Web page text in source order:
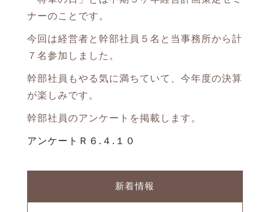
新着情報
ナーのことです。
今回は経営者と幹部社員５名と当事務所から計
７名参加しました。
幹部社員もやる気に満ちていて、今年度の決算
が楽しみです。
幹部社員のアンケートを掲載します。
アンケートＲ６.４.１０